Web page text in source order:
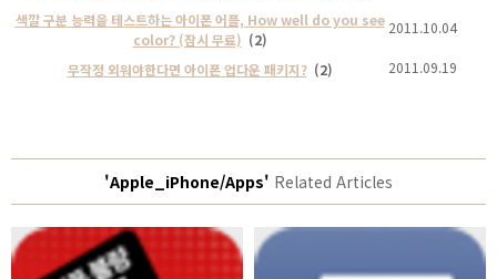
색깔 구분 능력을 테스트하는 아이폰 어플, How well do you see
color? (잠시 무료) (2)
2011.10.04
무작정 외워야한다면 아이폰 업다운 패키지? (2) 2011.09.19
'Apple_iPhone/Apps' Related Articles